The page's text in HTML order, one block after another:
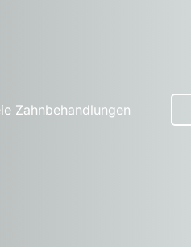
Zahnbehandlungen